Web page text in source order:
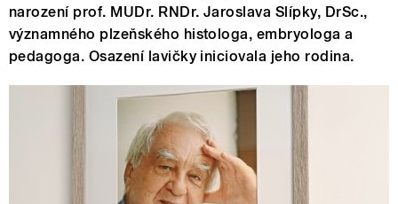
narození prof. MUDr. RNDr. Jaroslava Slípky, DrSc.,
významného plzeňského histologa, embryologa a
pedagoga. Osazení lavičky iniciovala jeho rodina.